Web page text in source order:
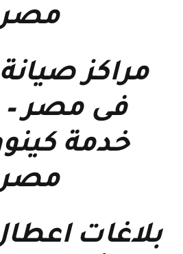
مراكز
فى مصر–
خدمة
بلاغات